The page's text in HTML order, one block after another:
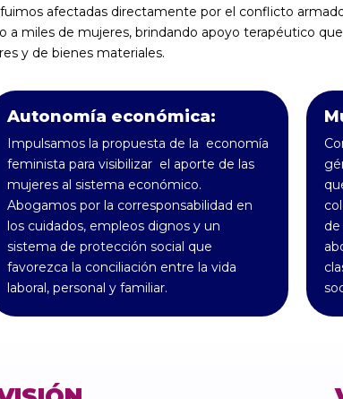
afectadas directamente por el conflicto
miles de mujeres, brindando apoyo terapéutico
y de bienes materiales.
Autonomía económica:
Impulsamos la propuesta de la economía
feminista para visibilizar el aporte de las
mujeres al sistema económico.
Abogamos por la corresponsabilidad en
los cuidados, empleos dignos y un
sistema de protección social que
favorezca la conciliación entre la vida
laboral, personal y familiar.